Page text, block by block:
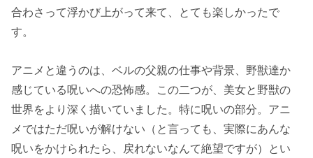
合わさって浮かび上がって来て、とても楽しかったで
す。
アニメと違うのは、ベルの父親の仕事や背景、野獣達か
感じている呪いへの恐怖感。この二つが、美女と野獣の
世界をより深く描いていました。特に呪いの部分。アニ
メではただ呪いが解けない（と言っても、実際にあんな
呪いをかけられたら、戻れないなんて絶望ですが）とい